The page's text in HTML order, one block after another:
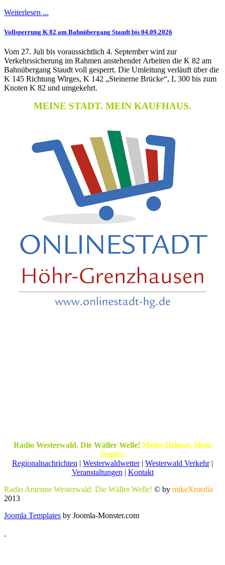
Weiterlesen ...
Vollsperrung K 82 am Bahnübergang Staudt bis 04.09.2026
Vom 27. Juli bis voraussichtlich 4. September wird zur
Verkehrssicherung im Rahmen anstehender Arbeiten die K 82 am
Bahnübergang Staudt voll gesperrt. Die Umleitung verläuft über die
K 145 Richtung Wirges, K 142 „Steinerne Brücke“, L 300 bis zum
Knoten K 82 und umgekehrt.
MEINE STADT. MEIN KAUFHAUS.
Radio Westerwald. Die Wäller Welle! Meine Heimat. Mein
Sender.
Regionalnachrichten | Westerwaldwetter| Westerwald Verkehr|
Veranstaltungen | Kontakt
Radio Antenne Westerwald. Die Wäller Welle! © by mikeXmedia
2013
Joomla Templates by Joomla-Monster.com